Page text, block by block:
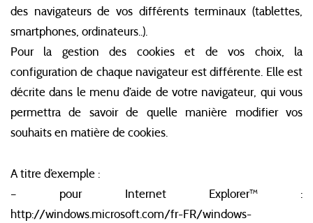
des navigateurs de vos différents terminaux (tablettes,
smartphones, ordinateurs..).
Pour la gestion des cookies et de vos choix, la
configuration de chaque navigateur est différente. Elle est
décrite dans le menu d’aide de votre navigateur, qui vous
permettra de savoir de quelle manière modifier vos
souhaits en matière de cookies.
A titre d’exemple :
– pour Internet Explorer™ :
http://windows.microsoft.com/fr-FR/windows-